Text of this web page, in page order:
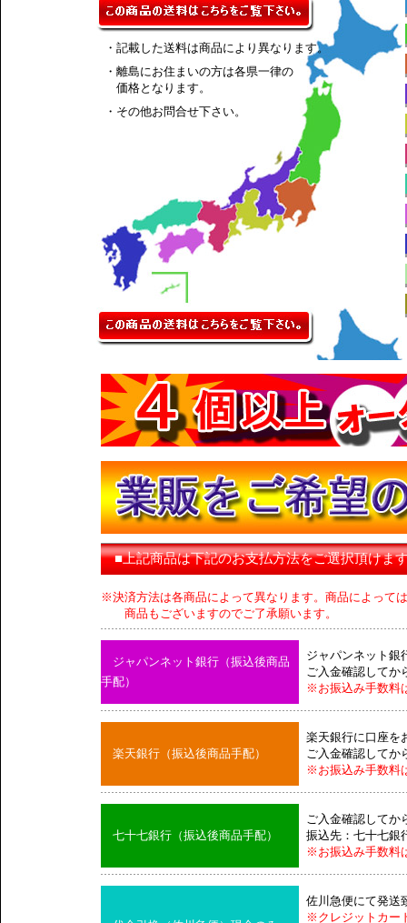
・記載した送料は商品により異なります。
・離島にお住まいの方は各県一律の
価格となります。
・その他お問合せ下さい。
■上記商品は下記のお支払方法をご選択頂けま
※決済方法は各商品によって異なります。商品によって
商品もございますのでご了承願います。
ジャパンネット銀行（振込後商品
手配）
ジャパンネット銀
ご入金確認してか
※お振込み手数料
楽天銀行（振込後商品手配）
楽天銀行に口座を
ご入金確認してか
※お振込み手数料
七十七銀行（振込後商品手配）
ご入金確認してか
振込先：七十七銀
※お振込み手数料
佐川急便にて発送
※クレジットカー